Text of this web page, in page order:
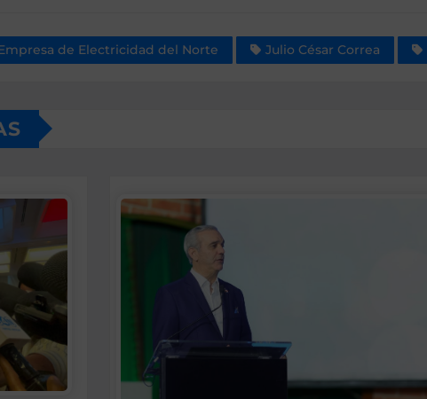
de Electricidad del Norte Julio César Correa